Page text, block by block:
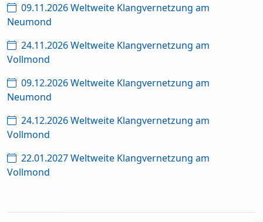
09.11.2026 Weltweite Klangvernetzung am
Neumond
24.11.2026 Weltweite Klangvernetzung am
Vollmond
09.12.2026 Weltweite Klangvernetzung am
Neumond
24.12.2026 Weltweite Klangvernetzung am
Vollmond
22.01.2027 Weltweite Klangvernetzung am
Vollmond